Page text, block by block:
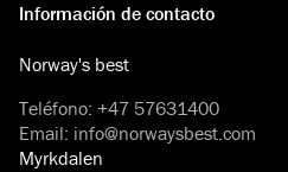
Información de contacto
Norway's best
Teléfono: +47 57631400
Email: info@norwaysbest.com
Myrkdalen